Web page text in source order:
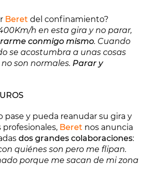
Beret del confinamiento?
h en esta gira y no parar,
conmigo mismo. Cuando
se acostumbra a unas cosas
son normales. Parar y
pase y pueda reanudar su gira y
Beret nos anuncia
dos grandes colaboraciones:
quiénes son pero me flipan.
porque me sacan de mi zona